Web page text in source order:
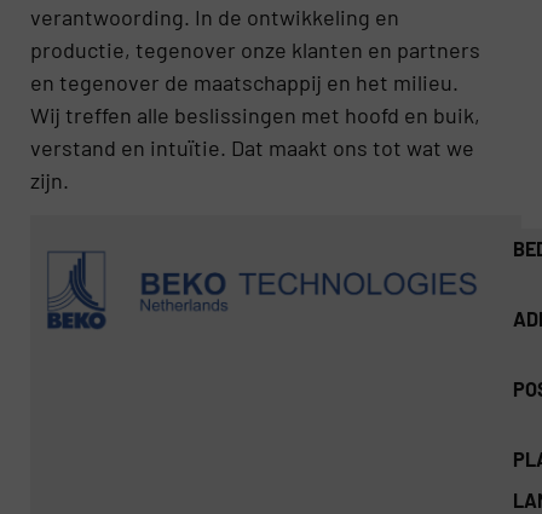
verantwoording. In de ontwikkeling en
productie, tegenover onze klanten en partners
en tegenover de maatschappij en het milieu.
Wij treffen alle beslissingen met hoofd en buik,
verstand en intuïtie. Dat maakt ons tot wat we
zijn.